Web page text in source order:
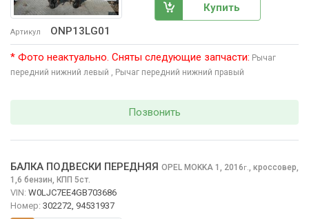
Артикул ONP13LG01
Купить
* Фото неактуально. Сняты следующие запчасти: Рычаг
передний нижний левый , Рычаг передний нижний правый
Позвонить
БАЛКА ПОДВЕСКИ ПЕРЕДНЯЯ OPEL MOKKA 1, 2016г., кроссовер,
1,6 бензин, КПП 5ст.
VIN: W0LJC7EE4GB703686
Номер: 302272, 94531937